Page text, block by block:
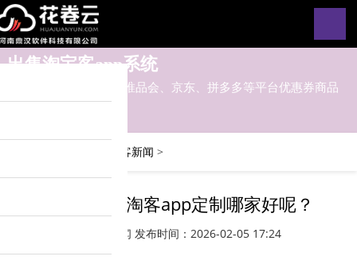
出售淘宝客app系统
淘宝客app对接淘宝、唯品会、京东、拼多多等平台优惠券商品
淘宝客新闻 >
淘客app，淘客app定制哪家好呢？
淘宝客新闻 发布时间：2026-02-05 17:24